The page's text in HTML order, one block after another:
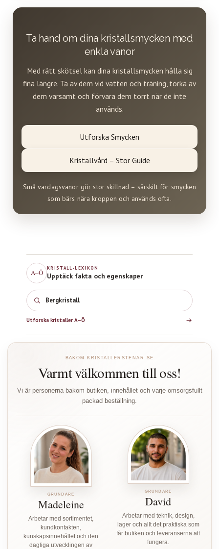
A–Ö
KRISTALL-LEXIKON
Upptäck fakta och egenskaper
Rosen
Utforska kristaller A–Ö
BAKOM KRISTALLERSTENAR.SE
Varmt välkommen till oss!
Vi är personerna bakom butiken, innehållet och varje omsorgsfullt
packad beställning.
GRUNDARE
Madeleine
Arbetar med sortimentet,
kundkontakten,
kunskapsinnehållet och den
dagliga utvecklingen av
GRUNDARE
David
Arbetar med teknik, design,
lager och allt det praktiska som
får butiken och leveranserna att
fungera.
Ta hand om dina kristallsmycken med
enkla vanor
Med rätt skötsel kan dina kristallsmycken hålla sig
fina längre. Ta av dem vid vatten och träning, torka av
dem varsamt och förvara dem torrt när de inte
används.
Utforska Smycken
Kristallvård – Stor Guide
Små vardagsvanor gör stor skillnad – särskilt för smycken
som bärs nära kroppen och används ofta.